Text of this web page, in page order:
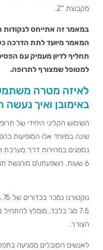
מקבוצת "Z.
במאמר זה אתייחס לנקודות
המאמר מיועד לתת הדרכה
תחליף לדיון מעמיק עם
למטופל שמצורף לתרופה.
לאיזה מטרה
באימובן ואיך
השימוש הקליני היחידי של
שינה במיוחד אלו המופיעות
6 שעות. השפעתו\ם מורגשת תוך 30-60 דקות מלקיחתם.
7.5 מג' בלבד. מומלץ להתחיל
הצורך.
לאנשים הסובלים מפגיעה